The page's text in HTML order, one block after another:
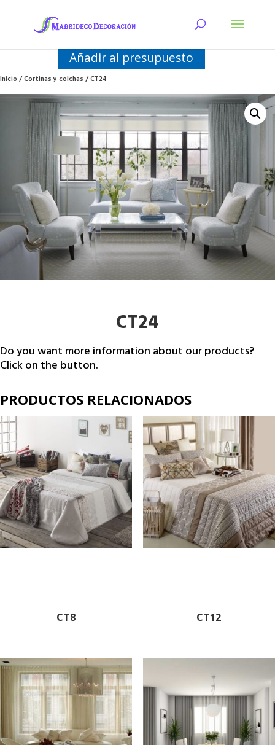
Añadir al presupuesto
Inicio/Cortinas y colchas/ CT24
CT24
Do you want more information about our products?
Click on the button.
PRODUCTOS RELACIONADOS
CT8 CT12